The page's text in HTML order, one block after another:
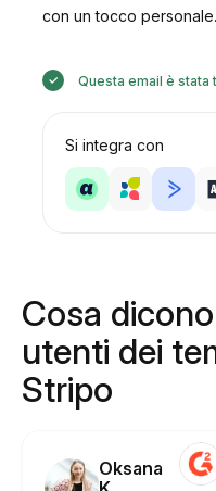
con un tocco personale.
Questa email è stata
Si integra con
Cosa
utenti dei
Stripo
Oksana